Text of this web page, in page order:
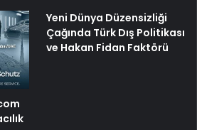
Yeni Dünya Düzensizliği
Çağında Türk Dış Politikası
ve Hakan Fidan Faktörü